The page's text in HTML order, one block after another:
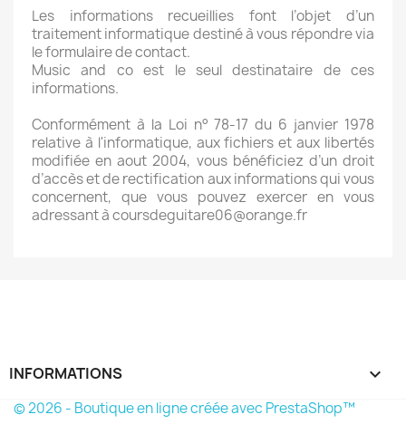
Les informations recueillies font l’objet d’un
traitement informatique destiné à vous répondre via
le formulaire de contact.
Music and co est le seul destinataire de ces
informations.
Conformément à la Loi n° 78-17 du 6 janvier 1978
relative à l'informatique, aux fichiers et aux libertés
modifiée en aout 2004, vous bénéficiez d’un droit
d’accès et de rectification aux informations qui vous
concernent, que vous pouvez exercer en vous
adressant à coursdeguitare06@orange.fr
INFORMATIONS keyboard_arrow_down
© 2026 - Boutique en ligne créée avec PrestaShop™